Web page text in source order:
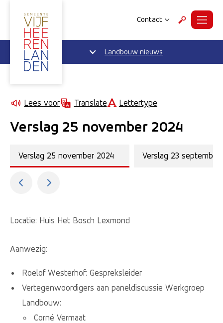
Contact ZoekenMenu
Landbouw nieuws
Lees voor Translate Lettertype
Verslag 25 november 2024
Verslag 25 november 2024 Verslag 23 september
Locatie: Huis Het Bosch Lexmond
Aanwezig:
Roelof Westerhof: Gespreksleider
Vertegenwoordigers aan paneldiscussie Werkgroep
Landbouw:
Corné Vermaat